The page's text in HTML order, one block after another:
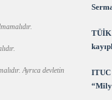
Ayrıca devletin
TÜİK
ITUC